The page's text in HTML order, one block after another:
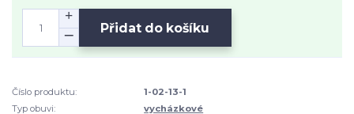
Přidat do košíku
Číslo produktu:
1-02-13-1
Typ obuvi:
vycházkové